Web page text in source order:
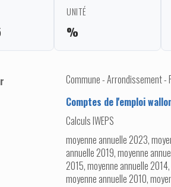
UNITÉ
%
Commune - Arrondissement -
Comptes de l'emploi
Calculs IWEPS
moyenne annuelle 2023,
annuelle 2019, moyenne
2015, moyenne annuelle
moyenne annuelle 2010,